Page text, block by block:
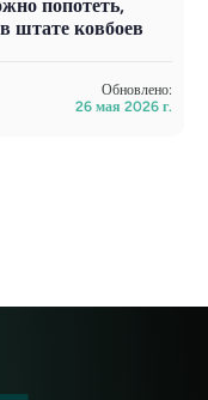
попотеть,
штате ковбоев
Обновлено:
26 мая 2026 г.